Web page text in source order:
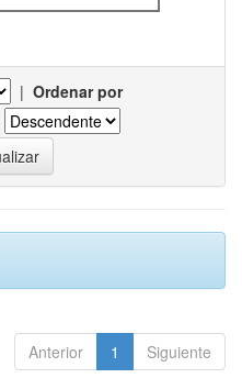
| Ordenar por
Anterior 1 Siguiente